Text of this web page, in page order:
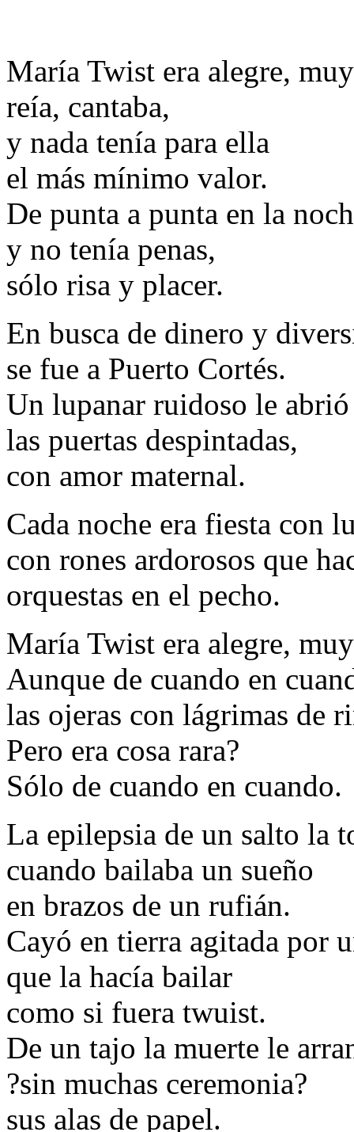
María Twist era alegre,
reía, cantaba,
y nada tenía para ella
el más mínimo valor.
De punta a punta en la
y no tenía penas,
sólo risa y placer.
En busca de dinero y
se fue a Puerto Cortés.
Un lupanar ruidoso le abrió
las puertas despintadas,
con amor maternal.
Cada noche era fiesta con
con rones ardorosos que
orquestas en el pecho.
María Twist era alegre,
Aunque de cuando en
las ojeras con lágrimas de
Pero era cosa rara?
Sólo de cuando en cuando.
La epilepsia de un salto la
cuando bailaba un sueño
en brazos de un rufián.
Cayó en tierra agitada por
que la hacía bailar
como si fuera twuist.
De un tajo la muerte le
?sin muchas ceremonia?
sus alas de papel.